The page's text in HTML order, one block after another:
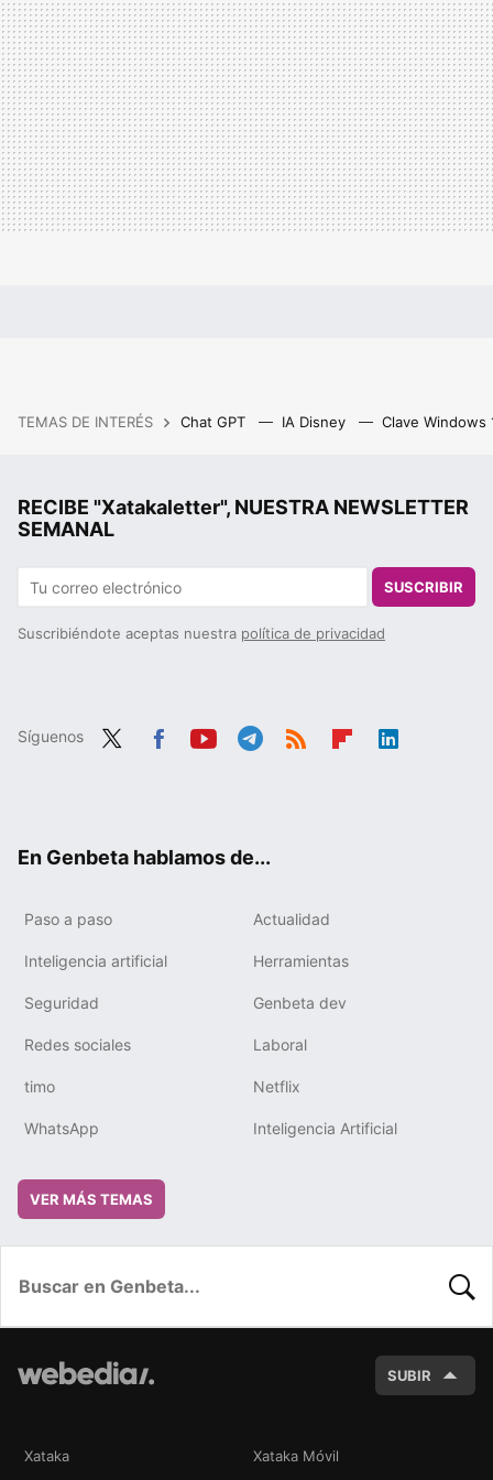
TEMAS DE INTERÉS Chat GPT IA Disney Clave Windows
RECIBE "Xatakaletter", NUESTRA NEWSLETTER
SEMANAL
SUSCRIBIR
Suscribiéndote aceptas nuestra política de privacidad
Síguenos
En Genbeta hablamos de...
Paso a paso Actualidad
Inteligencia artificial Herramientas
Seguridad Genbeta dev
Redes sociales Laboral
timo Netflix
WhatsApp Inteligencia Artificial
VER MÁS TEMAS
SUBIR
Xataka Xataka Móvil